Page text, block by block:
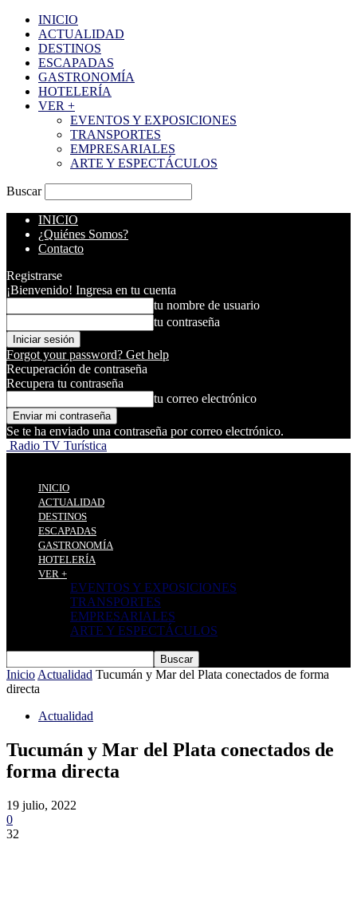
INICIO
ACTUALIDAD
DESTINOS
ESCAPADAS
GASTRONOMÍA
HOTELERÍA
VER +
EVENTOS Y EXPOSICIONES
TRANSPORTES
EMPRESARIALES
ARTE Y ESPECTÁCULOS
Buscar
INICIO
¿Quiénes Somos?
Contacto
Registrarse
¡Bienvenido! Ingresa en tu cuenta
tu nombre de usuario
tu contraseña
Forgot your password? Get help
Recuperación de contraseña
Recupera tu contraseña
tu correo electrónico
Se te ha enviado una contraseña por correo electrónico.
Radio TV Turística
INICIO
ACTUALIDAD
DESTINOS
ESCAPADAS
GASTRONOMÍA
HOTELERÍA
VER +
EVENTOS Y EXPOSICIONES
TRANSPORTES
EMPRESARIALES
ARTE Y ESPECTÁCULOS
Inicio Actualidad Tucumán y Mar del Plata conectados de forma
directa
Actualidad
Tucumán y Mar del Plata conectados de
forma directa
19 julio, 2022
0
32